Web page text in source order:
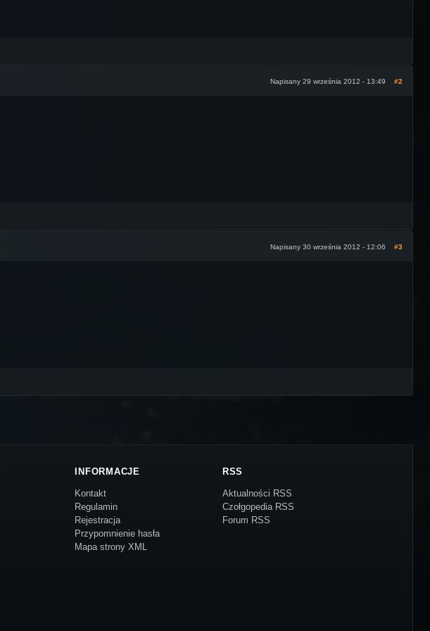
Napisany 29 września 2012 - 13:49 #2
Napisany 30 września 2012 - 12:06 #3
INFORMACJE
Kontakt
Regulamin
Rejestracja
Przypomnienie hasła
Mapa strony XML
RSS
Aktualności RSS
Czołgopedia RSS
Forum RSS